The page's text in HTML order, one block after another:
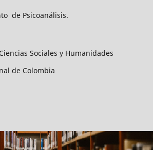
de Psicoanálisis.
Sociales y Humanidades
de Colombia